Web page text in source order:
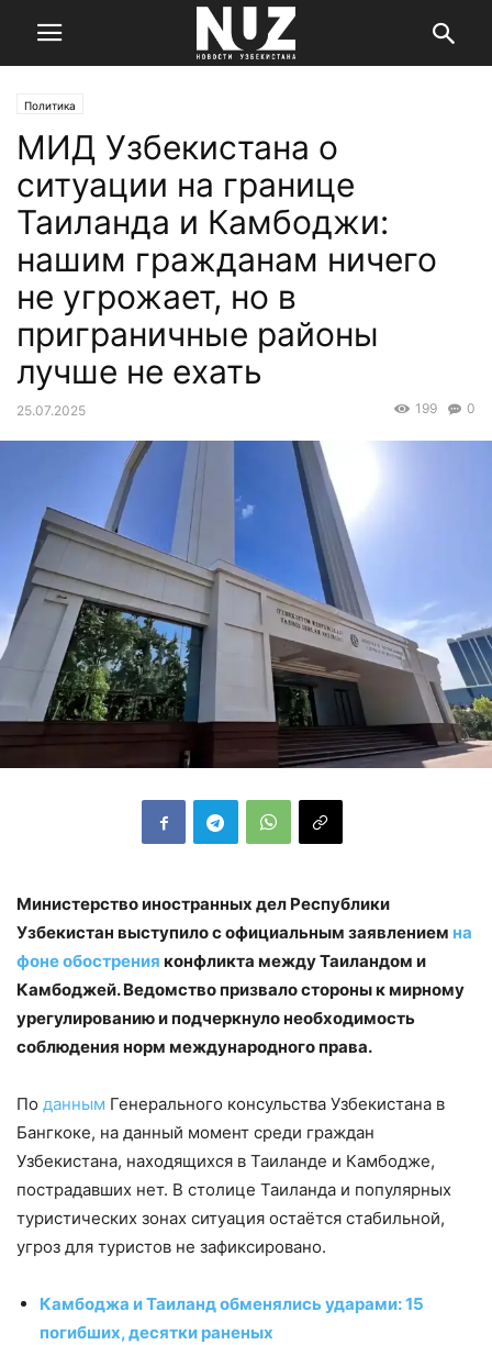
Политика
МИД Узбекистана о
ситуации на границе
Таиланда и Камбоджи:
нашим гражданам ничего
не угрожает, но в
приграничные районы
лучше не ехать
25.07.2025 0
199
Министерство иностранных дел Республики
Узбекистан выступило с официальным заявлением на
фоне обострения конфликта между Таиландом и
Камбоджей. Ведомство призвало стороны к мирному
урегулированию и подчеркнуло необходимость
соблюдения норм международного права.
По данным Генерального консульства Узбекистана в
Бангкоке, на данный момент среди граждан
Узбекистана, находящихся в Таиланде и Камбодже,
пострадавших нет. В столице Таиланда и популярных
туристических зонах ситуация остаётся стабильной,
угроз для туристов не зафиксировано.
Камбоджа и Таиланд обменялись ударами: 15
погибших, десятки раненых